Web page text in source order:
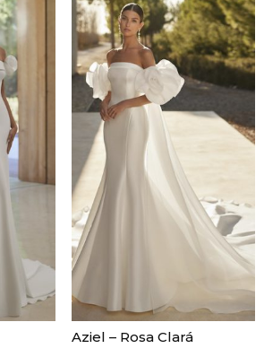
Aziel – Rosa Clará